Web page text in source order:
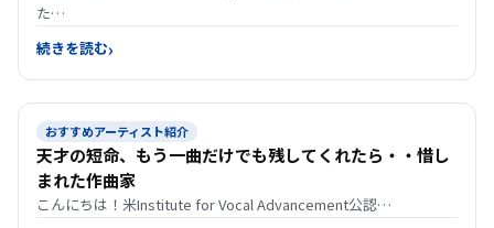
た…
続きを読む
おすすめアーティスト紹介
天才の短命、もう一曲だけでも残してくれたら・・惜し
まれた作曲家
こんにちは！米Institute for Vocal Advancement公認…